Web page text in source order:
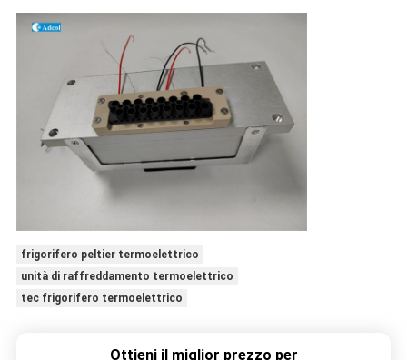
frigorifero peltier termoelettrico
unità di raffreddamento termoelettrico
tec frigorifero termoelettrico
Ottieni il miglior prezzo per